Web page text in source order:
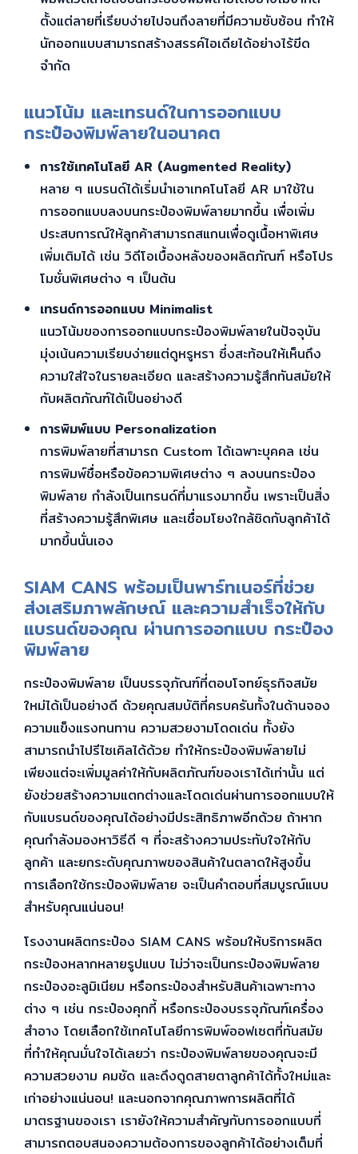
ตั้งแต่ลายที่เรียบง่ายไปจนถึงลายที่มีความซับซ้อน ทำให้
นักออกแบบสามารถสร้างสรรค์ไอเดียได้อย่างไร้ขีด
จำกัด
แนวโน้ม และเทรนด์ในการออกแบบ
กระป๋องพิมพ์ลายในอนาคต
การใช้เทคโนโลยี AR (Augmented Reality)
หลาย ๆ แบรนด์ได้เริ่มนำเอาเทคโนโลยี AR มาใช้ใน
การออกแบบลงบนกระป๋องพิมพ์ลายมากขึ้น เพื่อเพิ่ม
ประสบการณ์ให้ลูกค้าสามารถสแกนเพื่อดูเนื้อหาพิเศษ
เพิ่มเติมได้ เช่น วิดีโอเบื้องหลังของผลิตภัณฑ์ หรือโปร
โมชั่นพิเศษต่าง ๆ เป็นต้น
เทรนด์การออกแบบ Minimalist
แนวโน้มของการออกแบบกระป๋องพิมพ์ลายในปัจจุบัน
มุ่งเน้นความเรียบง่ายแต่ดูหรูหรา ซึ่งสะท้อนให้เห็นถึง
ความใส่ใจในรายละเอียด และสร้างความรู้สึกทันสมัยให้
กับผลิตภัณฑ์ได้เป็นอย่างดี
การพิมพ์แบบ Personalization
การพิมพ์ลายที่สามารถ Custom ได้เฉพาะบุคคล เช่น
การพิมพ์ชื่อหรือข้อความพิเศษต่าง ๆ ลงบนกระป๋อง
พิมพ์ลาย กำลังเป็นเทรนด์ที่มาแรงมากขึ้น เพราะเป็นสิ่ง
ที่สร้างความรู้สึกพิเศษ และเชื่อมโยงใกล้ชิดกับลูกค้าได้
มากขึ้นนั่นเอง
SIAM CANS พร้อมเป็นพาร์ทเนอร์ที่ช่วย
ส่งเสริมภาพลักษณ์ และความสำเร็จให้กับ
แบรนด์ของคุณ ผ่านการออกแบบ กระป๋อง
พิมพ์ลาย
กระป๋องพิมพ์ลาย เป็นบรรจุภัณฑ์ที่ตอบโจทย์ธุรกิจสมัย
ใหม่ได้เป็นอย่างดี ด้วยคุณสมบัติที่ครบครันทั้งในด้านจอง
ความแข็งแรงทนทาน ความสวยงามโดดเด่น ทั้งยัง
สามารถนำไปรีไซเคิลได้ด้วย ทำให้กระป๋องพิมพ์ลายไม่
เพียงแต่จะเพิ่มมูลค่าให้กับผลิตภัณฑ์ของเราได้เท่านั้น แต่
ยังช่วยสร้างความแตกต่างและโดดเด่นผ่านการออกแบบให้
กับแบรนด์ของคุณได้อย่างมีประสิทธิภาพอีกด้วย ถ้าหาก
คุณกำลังมองหาวิธีดี ๆ ที่จะสร้างความประทับใจให้กับ
ลูกค้า และยกระดับคุณภาพของสินค้าในตลาดให้สูงขึ้น
การเลือกใช้กระป๋องพิมพ์ลาย จะเป็นคำตอบที่สมบูรณ์แบบ
สำหรับคุณแน่นอน!
โรงงานผลิตกระป๋อง SIAM CANS พร้อมให้บริการผลิต
กระป๋องหลากหลายรูปแบบ ไม่ว่าจะเป็นกระป๋องพิมพ์ลาย
กระป๋องอะลูมิเนียม หรือกระป๋องสำหรับสินค้าเฉพาะทาง
ต่าง ๆ เช่น กระป๋องคุกกี้ หรือกระป๋องบรรจุภัณฑ์เครื่อง
สำอาง โดยเลือกใช้เทคโนโลยีการพิมพ์ออฟเซตที่ทันสมัย
ที่ทำให้คุณมั่นใจได้เลยว่า กระป๋องพิมพ์ลายของคุณจะมี
ความสวยงาม คมชัด และดึงดูดสายตาลูกค้าได้ทั้งใหม่และ
เก่าอย่างแน่นอน! และนอกจากคุณภาพการผลิตที่ได้
มาตรฐานของเรา เรายังให้ความสำคัญกับการออกแบบที่
สามารถตอบสนองความต้องการของลูกค้าได้อย่างเต็มที่